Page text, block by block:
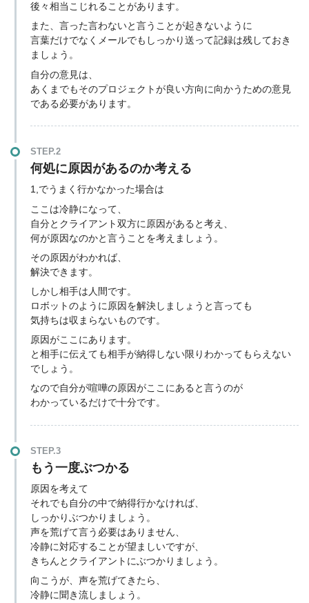
後々相当こじれることがあります。
また、言った言わないと言うことが起きないように
言葉だけでなくメールでもしっかり送って記録は残しておき
ましょう。
自分の意見は、
あくまでもそのプロジェクトが良い方向に向かうための意見
である必要があります。
STEP.2
何処に原因があるのか考える
1,でうまく行かなかった場合は
ここは冷静になって、
自分とクライアント双方に原因があると考え、
何が原因なのかと言うことを考えましょう。
その原因がわかれば、
解決できます。
しかし相手は人間です。
ロボットのように原因を解決しましょうと言っても
気持ちは収まらないものです。
原因がここにあります。
と相手に伝えても相手が納得しない限りわかってもらえない
でしょう。
なので自分が喧嘩の原因がここにあると言うのが
わかっているだけで十分です。
STEP.3
もう一度ぶつかる
原因を考えて
それでも自分の中で納得行かなければ、
しっかりぶつかりましょう。
声を荒げて言う必要はありません、
冷静に対応することが望ましいですが、
きちんとクライアントにぶつかりましょう。
向こうが、声を荒げてきたら、
冷静に聞き流しましょう。